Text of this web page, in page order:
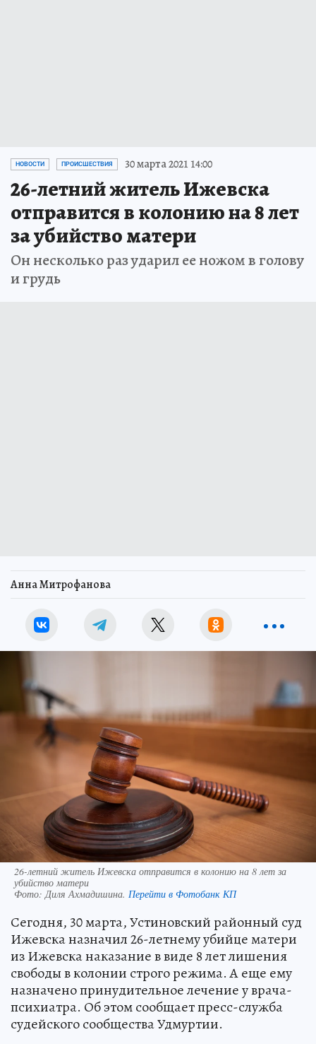
НОВОСТИ ПРОИСШЕСТВИЯ 30 марта 2021 14:00
26-летний житель Ижевска
отправится в колонию на 8 лет
за убийство матери
Он несколько раз ударил ее ножом в голову
и грудь
Анна Митрофанова
26-летний житель Ижевска отправится в колонию на 8 лет за
убийство матери
Фото:Диля Ахмадишина. Перейти в Фотобанк КП
Сегодня, 30 марта, Устиновский районный суд
Ижевска назначил 26-летнему убийце матери
из Ижевска наказание в виде 8 лет лишения
свободы в колонии строго режима. А еще ему
назначено принудительное лечение у врача-
психиатра. Об этом сообщает пресс-служба
судейского сообщества Удмуртии.